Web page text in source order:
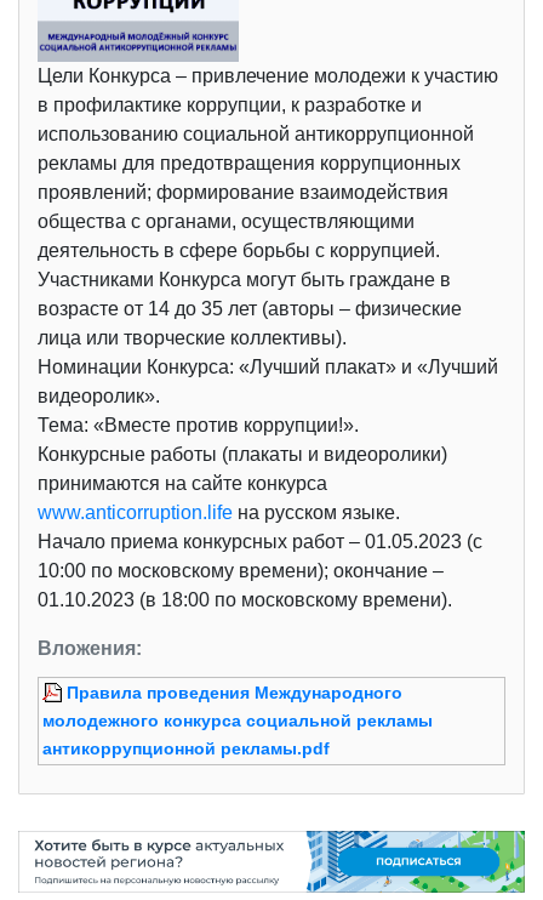
Цели Конкурса – привлечение молодежи к участию
в профилактике коррупции, к разработке и
использованию социальной антикоррупционной
рекламы для предотвращения коррупционных
проявлений; формирование взаимодействия
общества с органами, осуществляющими
деятельность в сфере борьбы с коррупцией.
Участниками Конкурса могут быть граждане в
возрасте от 14 до 35 лет (авторы – физические
лица или творческие коллективы).
Номинации Конкурса: «Лучший плакат» и «Лучший
видеоролик».
Тема: «Вместе против коррупции!».
Конкурсные работы (плакаты и видеоролики)
принимаются на сайте конкурса
www.anticorruption.life на русском языке.
Начало приема конкурсных работ – 01.05.2023 (с
10:00 по московскому времени); окончание –
01.10.2023 (в 18:00 по московскому времени).
Вложения:
Правила проведения Международного
молодежного конкурса социальной рекламы
антикоррупционной рекламы.pdf